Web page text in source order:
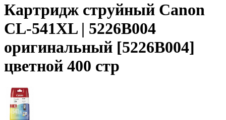
Картридж струйный Canon
CL-541XL | 5226B004
оригинальный [5226B004]
цветной 400 стр